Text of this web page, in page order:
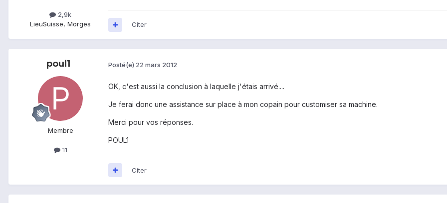
2,9k
LieuSuisse, Morges Citer
poul1
Membre
11
Posté(e) 22 mars 2012
OK, c'est aussi la conclusion à laquelle j'étais arrivé....
Je ferai donc une assistance sur place à mon copain pour customiser sa machine.
Merci pour vos réponses.
POUL1
Citer